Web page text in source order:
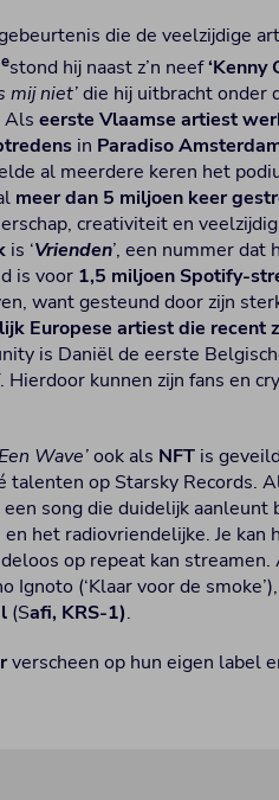
die de veelzijdige
stond hij naast z’n neef‘Kenny
mij niet’die hij uitbracht onder
Alseerste Vlaamse artiest
in Paradiso
al meerdere keren het
meer dan 5 miljoen keer
creativiteit en
is ‘Vrienden’, een nummer dat
is voor 1,5 miljoen Spotify-
want gesteund door zijn
Europese artiest die recent
is Daniël de eerste
kunnen zijn fans en
Wave’ook als NFT is
talenten op Starsky Records.
song die duidelijk aanleunt
het radiovriendelijke. Je
op repeat kan
(‘Klaar voor de
(Safi, KRS-1).
verscheen op hun eigen label